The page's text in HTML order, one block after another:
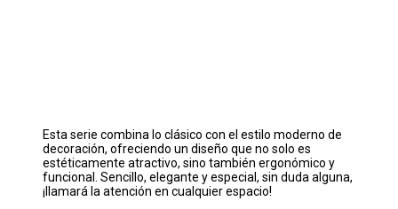
Esta serie combina lo clásico con el estilo moderno de
decoración, ofreciendo un diseño que no solo es
estéticamente atractivo, sino también ergonómico y
funcional. Sencillo, elegante y especial, sin duda alguna,
¡llamará la atención en cualquier espacio!